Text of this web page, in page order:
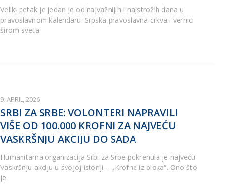
Veliki petak je jedan je od najvažnijih i najstrožih dana u
pravoslavnom kalendaru. Srpska pravoslavna crkva i vernici
širom sveta
9. APRIL, 2026
SRBI ZA SRBE: VOLONTERI NAPRAVILI
VIŠE OD 100.000 KROFNI ZA NAJVEĆU
VASKRŠNJU AKCIJU DO SADA
Humanitarna organizacija Srbi za Srbe pokrenula je najveću
Vaskršnju akciju u svojoj istoriji – „Krofne iz bloka“. Ono što
je